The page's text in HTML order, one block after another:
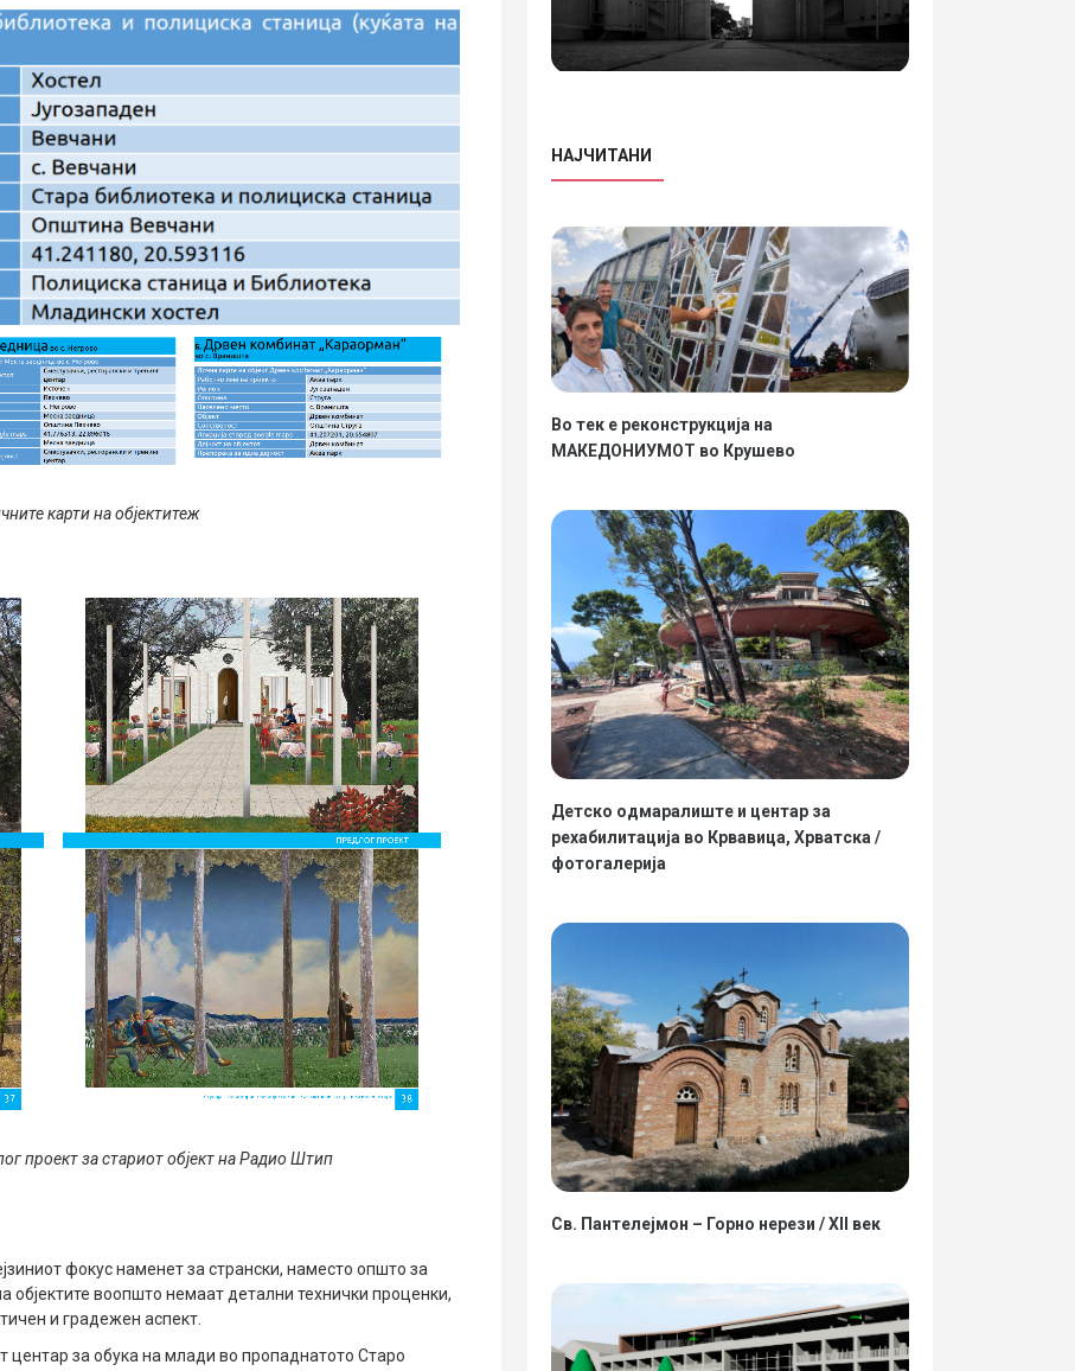
карти на објектитеж
проект за стариот објект на Радио Штип
фокус наменет за странски, наместо општо за
објектите воопшто немаат детални технички проценки,
и градежен аспект.
за обука на млади во пропаднатото Старо
НАЈЧИТАНИ
Во тек е реконструкција на
МАКЕДОНИУМОТ во Крушево
Детско одмаралиште и центар за
рехабилитација во Крвавица, Хрватска /
фотогалерија
Св. Пантелејмон – Горно нерези / XII век